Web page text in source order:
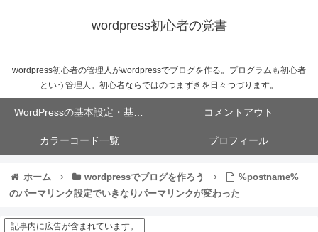
wordpress初心者の覚書
wordpress初心者の管理人がwordpressでブログを作る。プログラムも初心者
という管理人。初心者ならではのつまずきを日々つづります。
WordPressの基本設定・基本操作 コメントアウト
カラーコード一覧 プロフィール
ホーム wordpressでブログを作ろう
%postname%
のパーマリンク設定でいきなりパーマリンクが変わった
記事内に広告が含まれています。